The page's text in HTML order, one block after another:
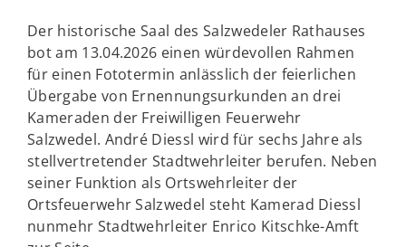
Der historische Saal des Salzwedeler Rathauses
bot am 13.04.2026 einen würdevollen Rahmen
für einen Fototermin anlässlich der feierlichen
Übergabe von Ernennungsurkunden an drei
Kameraden der Freiwilligen Feuerwehr
Salzwedel. André Diessl wird für sechs Jahre als
stellvertretender Stadtwehrleiter berufen. Neben
seiner Funktion als Ortswehrleiter der
Ortsfeuerwehr Salzwedel steht Kamerad Diessl
nunmehr Stadtwehrleiter Enrico Kitschke-Amft